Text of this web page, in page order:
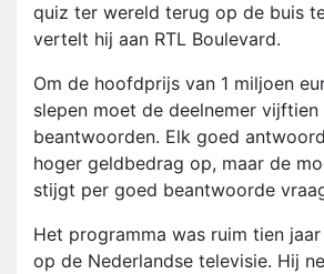
quiz ter wereld terug op de buis te
vertelt hij aan RTL Boulevard.
Om de hoofdprijs van 1 miljoen
slepen moet de deelnemer vijftien
beantwoorden. Elk goed
hoger geldbedrag op, maar de
stijgt per goed beantwoorde
Het programma was ruim tien
op de Nederlandse televisie. Hij